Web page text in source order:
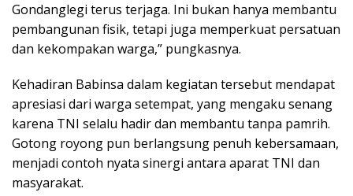
Gondanglegi terus terjaga. Ini bukan hanya membantu
pembangunan fisik, tetapi juga memperkuat persatuan
dan kekompakan warga,” pungkasnya.
Kehadiran Babinsa dalam kegiatan tersebut mendapat
apresiasi dari warga setempat, yang mengaku senang
karena TNI selalu hadir dan membantu tanpa pamrih.
Gotong royong pun berlangsung penuh kebersamaan,
menjadi contoh nyata sinergi antara aparat TNI dan
masyarakat.